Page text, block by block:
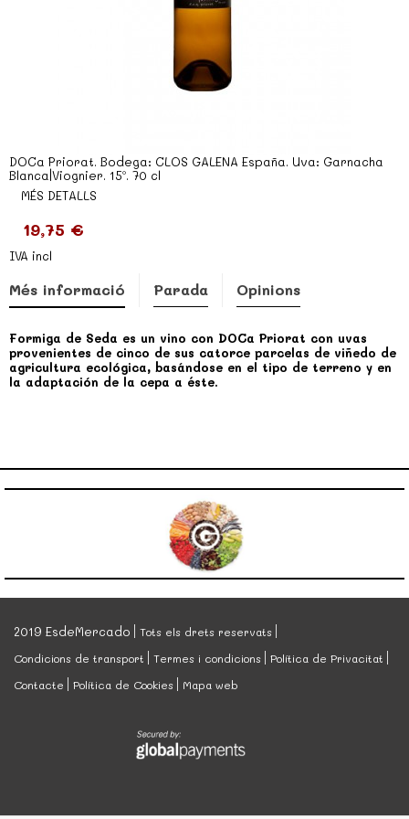
DOCa Priorat. Bodega: CLOS GALENA España. Uva: Garnacha
Blanca|Viognier. 15º. 70 cl
MÉS DETALLS
19,75 €
IVA incl
Més informació Parada Opinions
Formiga de Seda es un vino con DOCa Priorat con uvas
provenientes de cinco de sus catorce parcelas de viñedo de
agricultura ecológica, basándose en el tipo de terreno y en
la adaptación de la cepa a éste.
2019 EsdeMercado
Tots els drets reservats
Condicions de transport
Termes i condicions
Política de Privacitat
Contacte
Política de Cookies Mapa web